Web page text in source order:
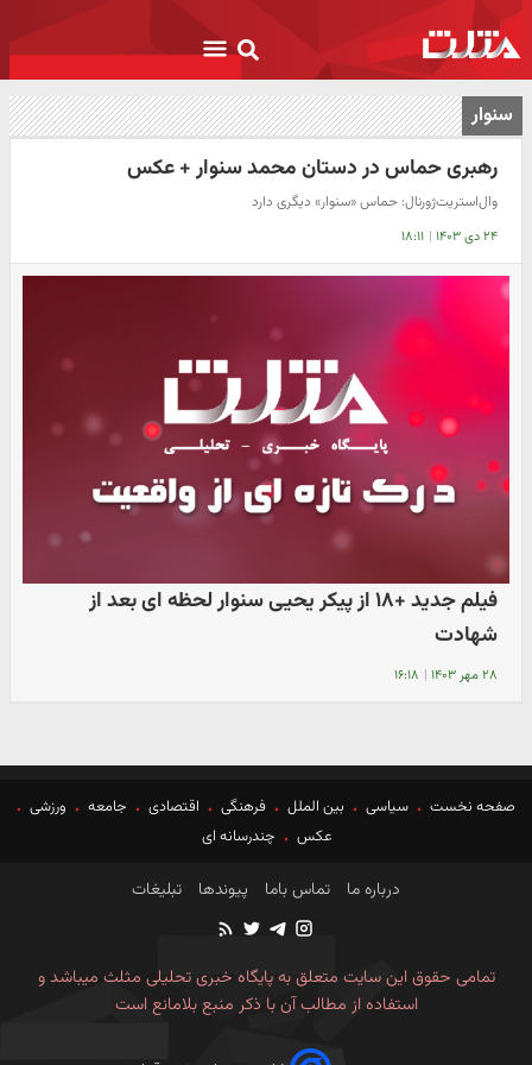
سنوار
رهبری حماس در دستان محمد سنوار + عکس
وال‌استریت‌ژورنال: حماس «سنوار» دیگری دارد
۲۴ دی ۱۴۰۳ | ۱۸:۱۱
فیلم جدید +۱۸ از پیکر یحیی سنوار لحظه ای بعد از
شهادت
۲۸ مهر ۱۴۰۳ | ۱۶:۱۸
صفحه نخست سیاسی بین الملل فرهنگی اقتصادی جامعه
ورزشی
عکس
چندرسانه ای
درباره ما تماس باما پیوندها تبلیغات
تمامی حقوق این سایت متعلق به پایگاه خبری تحلیلی مثلث میباشد و
استفاده از مطالب آن با ذکر منبع بلامانع است